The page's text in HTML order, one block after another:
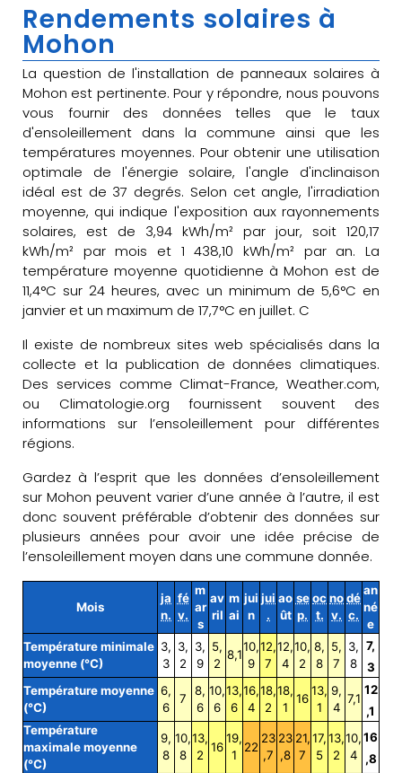
Rendements solaires à
Mohon
La question de l'installation de panneaux solaires à
Mohon est pertinente. Pour y répondre, nous pouvons
vous fournir des données telles que le taux
d'ensoleillement dans la commune ainsi que les
températures moyennes. Pour obtenir une utilisation
optimale de l'énergie solaire, l'angle d'inclinaison
idéal est de 37 degrés. Selon cet angle, l'irradiation
moyenne, qui indique l'exposition aux rayonnements
solaires, est de 3,94 kWh/m² par jour, soit 120,17
kWh/m² par mois et 1 438,10 kWh/m² par an. La
température moyenne quotidienne à Mohon est de
11,4°C sur 24 heures, avec un minimum de 5,6°C en
janvier et un maximum de 17,7°C en juillet. C
Il existe de nombreux sites web spécialisés dans la
collecte et la publication de données climatiques.
Des services comme Climat-France, Weather.com,
ou Climatologie.org fournissent souvent des
informations sur l’ensoleillement pour différentes
régions.
Gardez à l’esprit que les données d’ensoleillement
sur Mohon peuvent varier d’une année à l’autre, il est
donc souvent préférable d’obtenir des données sur
plusieurs années pour avoir une idée précise de
l’ensoleillement moyen dans une commune donnée.
Mois
ja
n.
fé
v.
m
ar
s
av
ril
m
ai
jui
n
jui
.
ao
ût
se
p.
oc
t.
no
v.
dé
c.
an
né
e
Température minimale
moyenne (°C)
3,
3
3,
2
3,
9
5,
2
8,1
10,
9
12,
7
12,
4
10,
2
8,
8
5,
7
3,
8
7,
3
Température moyenne
(°C)
6,
6
7
8,
6
10,
6
13,
6
16,
4
18,
2
18,
1
16
13,
1
9,
4
7,1
12
,1
Température
maximale moyenne
(°C)
9,
8
10,
8
13,
2
16
19,
1
22
23
,7
23
,8
21,
7
17,
5
13,
2
10,
4
16
,8